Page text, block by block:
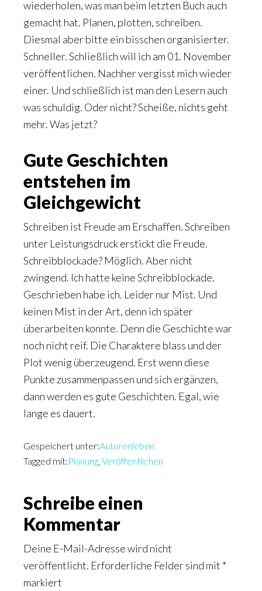
wiederholen, was man beim letzten Buch auch
gemacht hat. Planen, plotten, schreiben.
Diesmal aber bitte ein bisschen organisierter.
Schneller. Schließlich will ich am 01. November
veröffentlichen. Nachher vergisst mich wieder
einer. Und schließlich ist man den Lesern auch
was schuldig. Oder nicht? Scheiße, nichts geht
mehr. Was jetzt?
Gute Geschichten
entstehen im
Gleichgewicht
Schreiben ist Freude am Erschaffen. Schreiben
unter Leistungsdruck erstickt die Freude.
Schreibblockade? Möglich. Aber nicht
zwingend. Ich hatte keine Schreibblockade.
Geschrieben habe ich. Leider nur Mist. Und
keinen Mist in der Art, denn ich später
überarbeiten konnte. Denn die Geschichte war
noch nicht reif. Die Charaktere blass und der
Plot wenig überzeugend. Erst wenn diese
Punkte zusammenpassen und sich ergänzen,
dann werden es gute Geschichten. Egal, wie
lange es dauert.
Gespeichert unter:Autorenleben
Tagged mit:Planung, Veröffentlichen
Leser-
Interaktionen
Schreibe einen
Kommentar
Deine E-Mail-Adresse wird nicht
veröffentlicht. Erforderliche Felder sind mit *
markiert